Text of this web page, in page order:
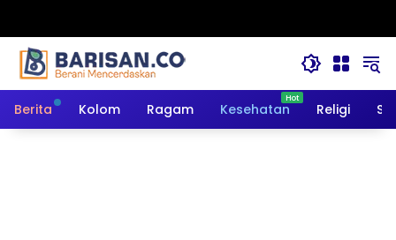
Berita Kolom Ragam Kesehatan Religi